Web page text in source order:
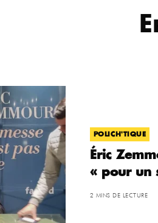
POLICH'TIQUE
Éric
« pour un
2 MINS DE LECTURE